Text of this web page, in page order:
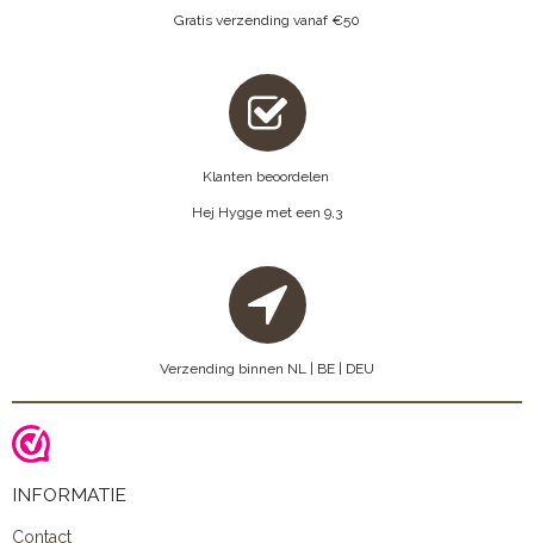
Gratis verzending vanaf €50
Klanten beoordelen
Hej Hygge met een 9,3
Verzending binnen NL | BE | DEU
INFORMATIE
Contact